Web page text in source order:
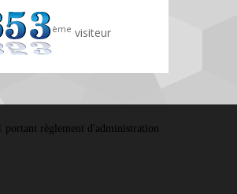
ème visiteur
portant règlement d'administration